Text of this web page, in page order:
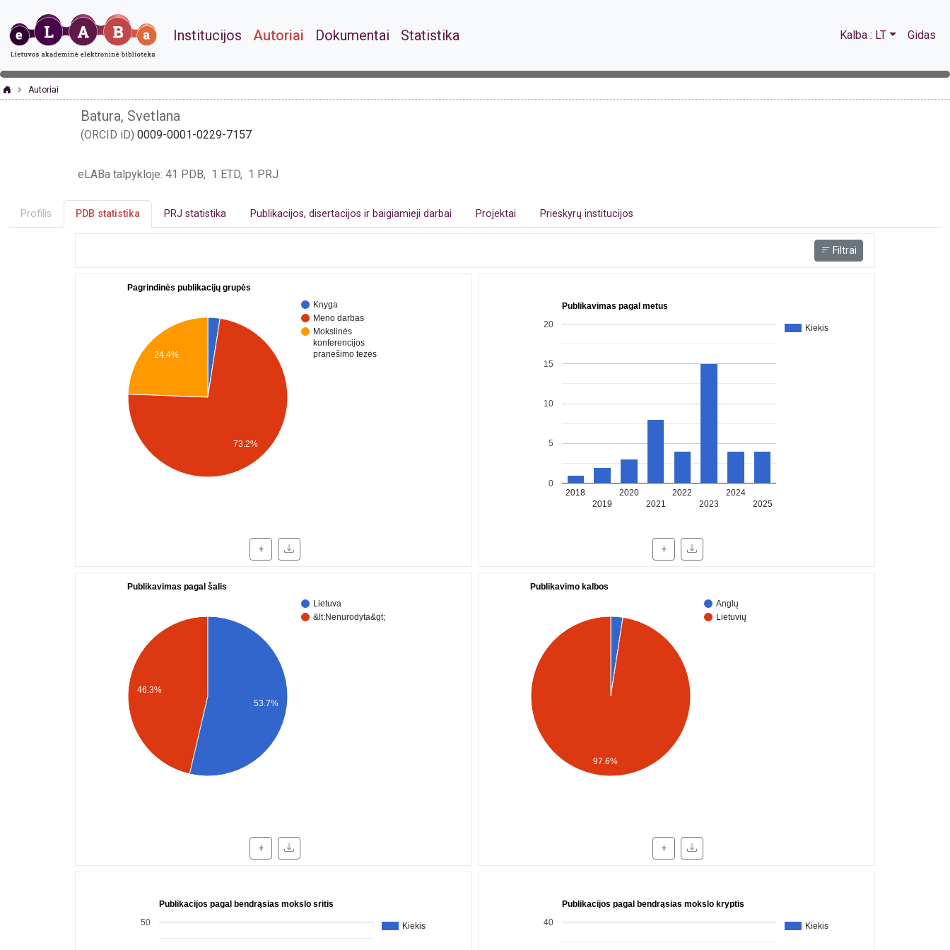
Institucijos Autoriai Dokumentai Statistika Kalba : LT Gidas
Autoriai
Batura, Svetlana
(ORCID iD) 0009-0001-0229-7157
eLABa talpykloje: 41 PDB, 1 ETD, 1 PRJ
Profilis PDB statistika PRJ statistika Publikacijos, disertacijos ir baigiamieji darbai Projektai Prieskyrų institucijos
Filtrai
Pagrindinės publikacijų grupės
Knyga
Meno darbas
Mokslinės
konferencijos
pranešimo tezės
24.4%
73.2%
+
Publikavimas pagal metus
Kiekis
2018
2019
2020
2021
2022
2023
2024
2025
0
5
10
15
20
+
Publikavimas pagal šalis
Lietuva
&lt;Nenurodyta&gt;
46.3%
53.7%
+
Publikavimo kalbos
Anglų
Lietuvių
97.6%
+
Publikacijos pagal bendrąsias mokslo sritis
Kiekis
50
Publikacijos pagal bendrąsias mokslo kryptis
Kiekis
40